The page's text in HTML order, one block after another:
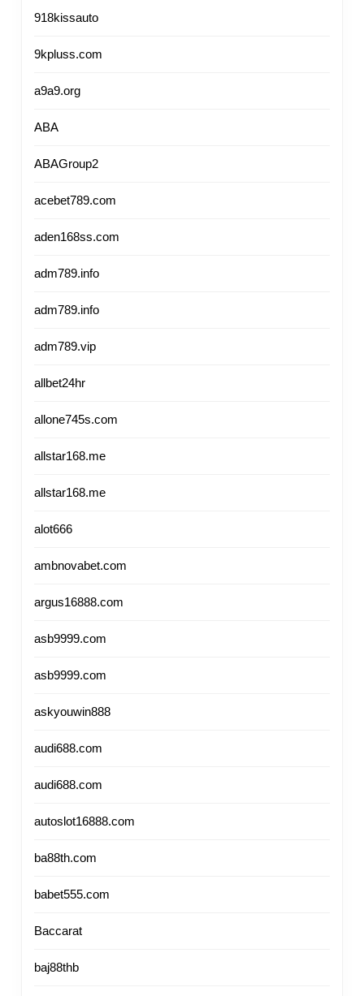
918kissauto
9kpluss.com
a9a9.org
ABA
ABAGroup2
acebet789.com
aden168ss.com
adm789.info
adm789.info
adm789.vip
allbet24hr
allone745s.com
allstar168.me
allstar168.me
alot666
ambnovabet.com
argus16888.com
asb9999.com
asb9999.com
askyouwin888
audi688.com
audi688.com
autoslot16888.com
ba88th.com
babet555.com
Baccarat
baj88thb